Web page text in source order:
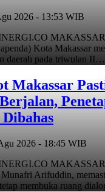
2026 - 13:53 WIB
MAKASSAR
Kota Makassar
daerah pada triwulan II…
Makassar
2026 - 18:45 WIB
Munafri Arifuddin,
membuka ruang